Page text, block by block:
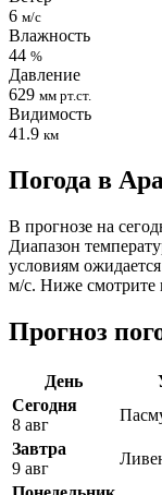
6 м/с
Влажность
44 %
Давление
629 мм рт.ст.
Видимость
41.9 км
Погода в
В прогнозе на
Диапазон
условиям
м/с. Ниже смотрите
Прогноз
День
Сегодня
8 авг
Завтра
9 авг